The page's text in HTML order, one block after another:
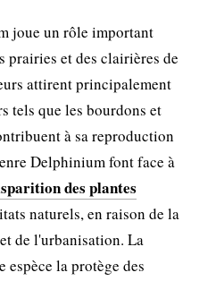
joue un rôle important
prairies et des clairières de
attirent principalement
tels que les bourdons et
à sa reproduction
Delphinium font face à
des plantes
naturels, en raison de la
de l'urbanisation. La
la protège des